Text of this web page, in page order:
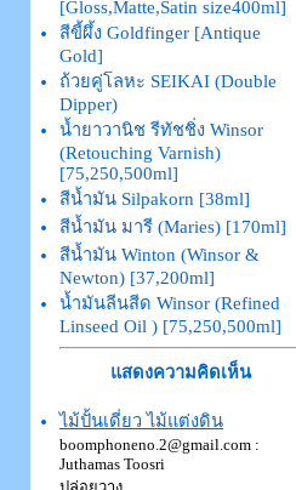
[Gloss,Matte,Satin size400ml]
สีขี้ผึ้ง Goldfinger [Antique
Gold]
ถ้วยคู่โลหะ SEIKAI (Double
Dipper)
น้ำยาวานิช รีทัชชิ่ง Winsor
(Retouching Varnish)
[75,250,500ml]
สีน้ำมัน Silpakorn [38ml]
สีน้ำมัน มารี (Maries) [170ml]
สีน้ำมัน Winton (Winsor &
Newton) [37,200ml]
น้ำมันลีนสีด Winsor (Refined
Linseed Oil ) [75,250,500ml]
แสดงความคิดเห็น
ไม้ปั้นเดี่ยว ไม้แต่งดิน
boomphoneno.2@gmail.com :
Juthamas Toosri